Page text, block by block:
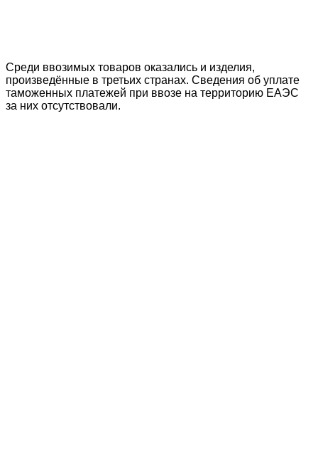
Среди ввозимых товаров оказались и изделия,
произведённые в третьих странах. Сведения об уплате
таможенных платежей при ввозе на территорию ЕАЭС
за них отсутствовали.